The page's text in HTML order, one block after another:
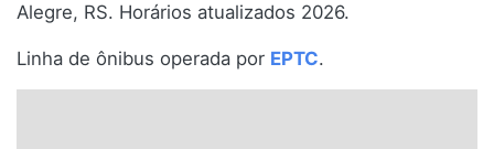
Alegre, RS. Horários atualizados 2026.
Linha de ônibus operada por EPTC.